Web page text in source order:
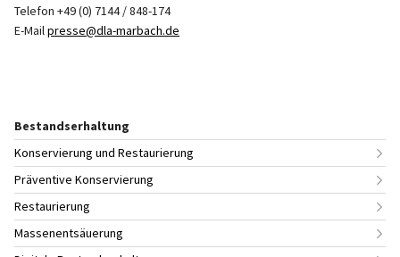
Telefon +49 (0) 7144 / 848-174
E-Mailpresse@dla-marbach.de
Bestandserhaltung
Konservierung und Restaurierung
Präventive Konservierung
Restaurierung
Massenentsäuerung